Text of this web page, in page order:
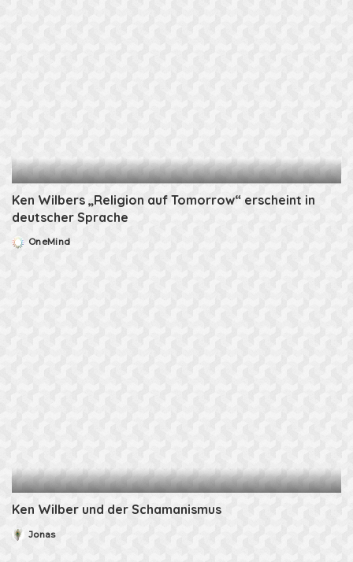
Ken Wilbers „Religion auf Tomorrow“ erscheint in
deutscher Sprache
PostedOneMind
Ken Wilber und der Schamanismus
Posted
Jonas